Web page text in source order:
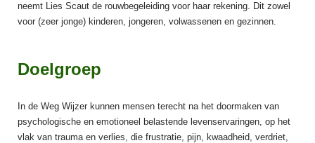
neemt Lies Scaut de rouwbegeleiding voor haar rekening. Dit zowel
voor (zeer jonge) kinderen, jongeren, volwassenen en gezinnen.
Doelgroep
In de Weg Wijzer kunnen mensen terecht na het doormaken van
psychologische en emotioneel belastende levenservaringen, op het
vlak van trauma en verlies, die frustratie, pijn, kwaadheid, verdriet,